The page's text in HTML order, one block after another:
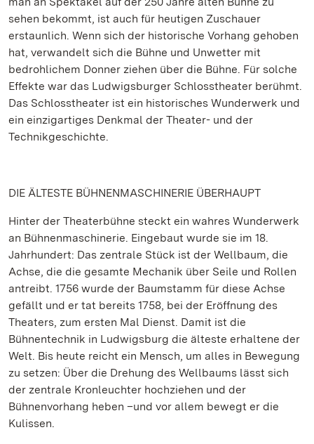
sehen bekommt, ist auch für heutigen Zuschauer
erstaunlich. Wenn sich der historische Vorhang gehoben
hat, verwandelt sich die Bühne und Unwetter mit
bedrohlichem Donner ziehen über die Bühne. Für solche
Effekte war das Ludwigsburger Schlosstheater berühmt.
Das Schlosstheater ist ein historisches Wunderwerk und
ein einzigartiges Denkmal der Theater- und der
Technikgeschichte.
DIE ÄLTESTE BÜHNENMASCHINERIE ÜBERHAUPT
Hinter der Theaterbühne steckt ein wahres Wunderwerk
an Bühnenmaschinerie. Eingebaut wurde sie im 18.
Jahrhundert: Das zentrale Stück ist der Wellbaum, die
Achse, die die gesamte Mechanik über Seile und Rollen
antreibt. 1756 wurde der Baumstamm für diese Achse
gefällt und er tat bereits 1758, bei der Eröffnung des
Theaters, zum ersten Mal Dienst. Damit ist die
Bühnentechnik in Ludwigsburg die älteste erhaltene der
Welt. Bis heute reicht ein Mensch, um alles in Bewegung
zu setzen: Über die Drehung des Wellbaums lässt sich
der zentrale Kronleuchter hochziehen und der
Bühnenvorhang heben –und vor allem bewegt er die
Kulissen.